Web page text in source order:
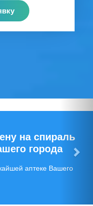
на спираль
города
аптеке Вашего